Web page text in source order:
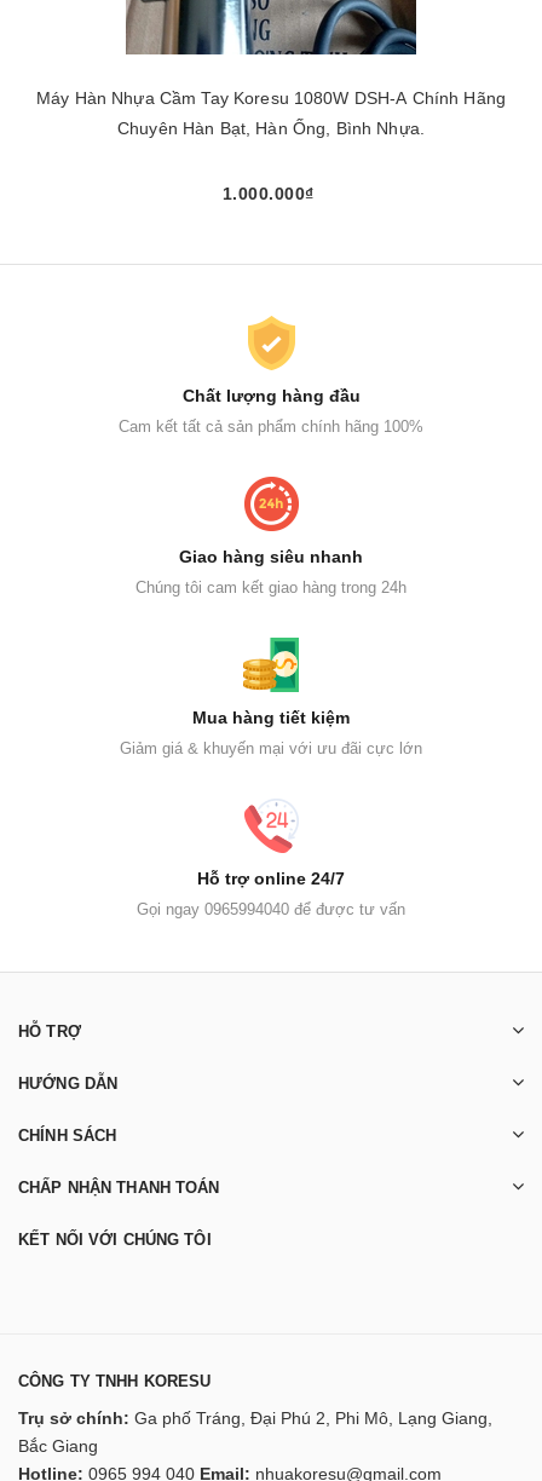
Máy Hàn Nhựa Cầm Tay Koresu 1080W DSH-A Chính Hãng
Chuyên Hàn Bạt, Hàn Ống, Bình Nhựa.
1.000.000₫
Chất lượng hàng đầu
Cam kết tất cả sản phẩm chính hãng 100%
Giao hàng siêu nhanh
Chúng tôi cam kết giao hàng trong 24h
Mua hàng tiết kiệm
Giảm giá & khuyến mại với ưu đãi cực lớn
Hỗ trợ online 24/7
Gọi ngay 0965994040 để được tư vấn
HỖ TRỢ
HƯỚNG DẪN
CHÍNH SÁCH
CHẤP NHẬN THANH TOÁN
KẾT NỐI VỚI CHÚNG TÔI
CÔNG TY TNHH KORESU
Trụ sở chính: Ga phố Tráng, Đại Phú 2, Phi Mô, Lạng Giang,
Bắc Giang
Hotline: 0965 994 040 Email: nhuakoresu@gmail.com